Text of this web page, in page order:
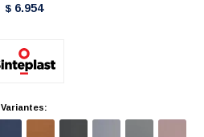
$ 6.954
Variantes: